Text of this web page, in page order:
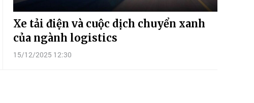
Xe tải điện và cuộc dịch chuyển xanh
của ngành logistics
15/12/2025 12:30